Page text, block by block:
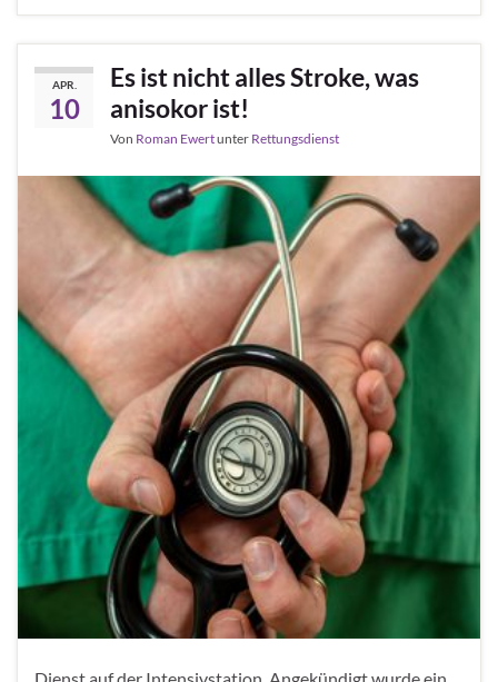
APR.
10
Es ist nicht alles Stroke, was
anisokor ist!
Von Roman Ewertunter Rettungsdienst